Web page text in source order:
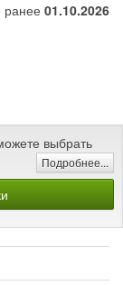
ранее 01.10.2026
выбрать
Подробнее...